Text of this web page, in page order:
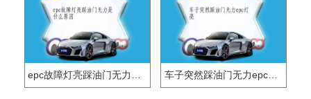
车子突然踩油门无力epc灯亮